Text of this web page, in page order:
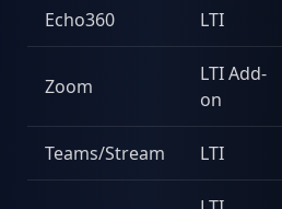
Echo360 LTI
Zoom
LTI Add-
on
Teams/Stream LTI